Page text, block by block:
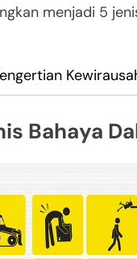
menjadi 5
Bahaya